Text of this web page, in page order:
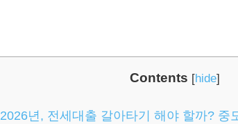
Contents [hide]
2026년, 전세대출 갈아타기 해야 할까? 중